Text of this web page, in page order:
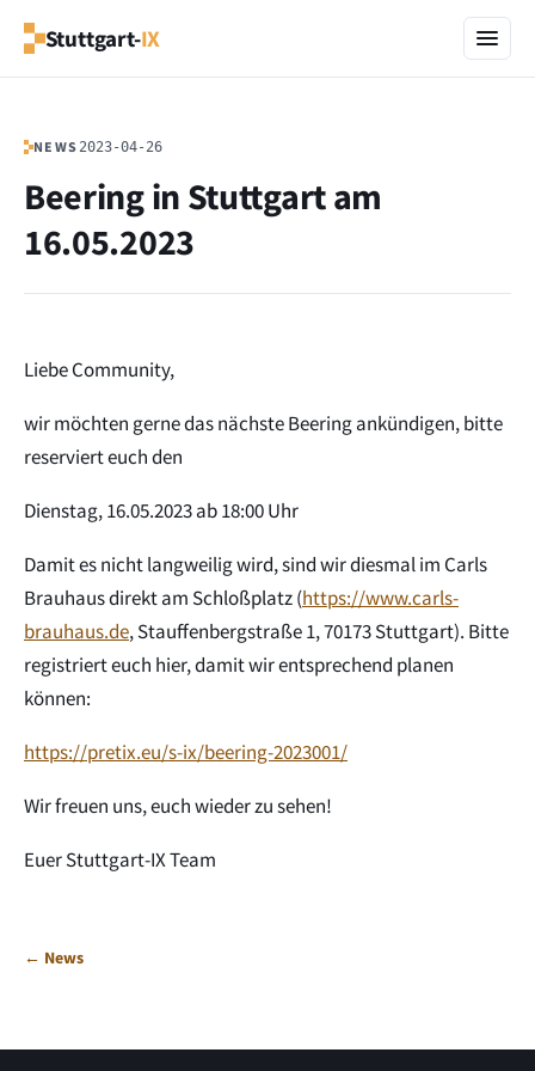
Stuttgart-IX
NEWS 2023-04-26
Beering in Stuttgart am
16.05.2023
Liebe Community,
wir möchten gerne das nächste Beering ankündigen, bitte
reserviert euch den
Dienstag, 16.05.2023 ab 18:00 Uhr
Damit es nicht langweilig wird, sind wir diesmal im Carls
Brauhaus direkt am Schloßplatz (https://www.carls-
brauhaus.de, Stauffenbergstraße 1, 70173 Stuttgart). Bitte
registriert euch hier, damit wir entsprechend planen
können:
https://pretix.eu/s-ix/beering-2023001/
Wir freuen uns, euch wieder zu sehen!
Euer Stuttgart-IX Team
← News